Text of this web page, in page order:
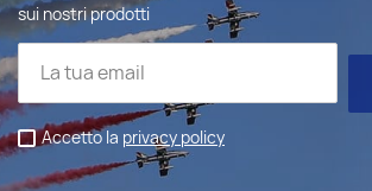
sui nostri prodotti
Accetto la privacy policy